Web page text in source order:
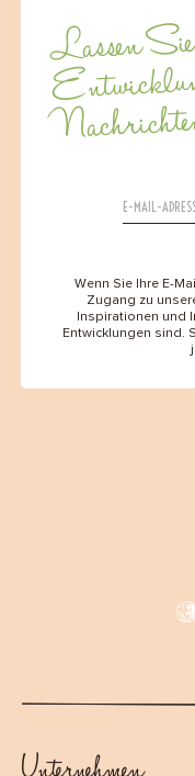
Lassen Sie
Wenn Sie Ihre E-
Zugang zu
Inspirationen und
Entwicklungen sind.